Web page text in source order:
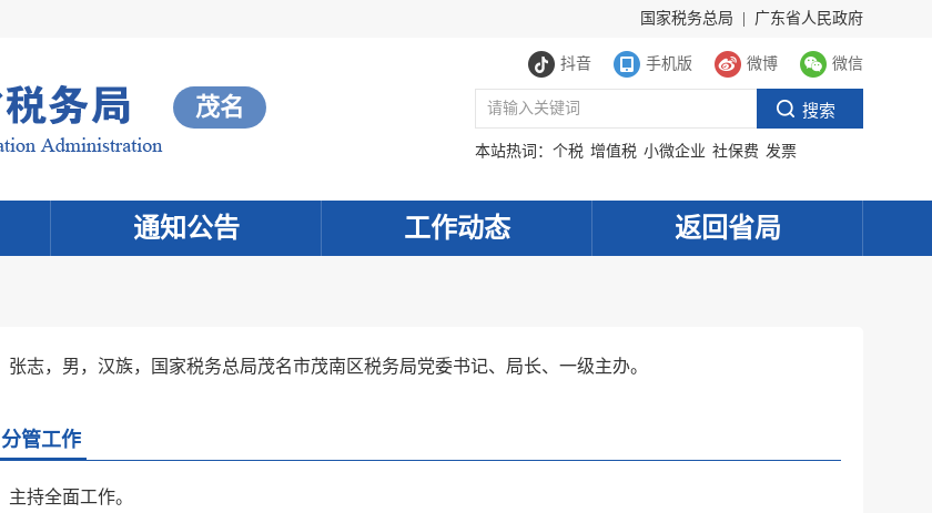
国家税务总局 广东省人民政府
抖音 手机版 微博 微信
茂名
本站热词： 个税 增值税 小微企业 社保费 发票
通知公告 工作动态 返回省局
张志，男，汉族，国家税务总局茂名市茂南区税务局党委书记、局长、一级主办。
分管工作
主持全面工作。